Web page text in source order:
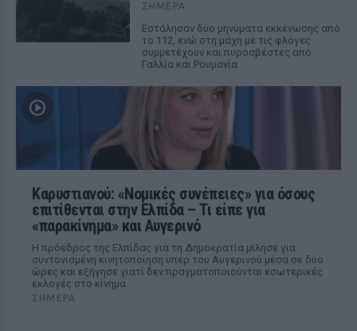
ΣΉΜΕΡΑ
Εστάλησαν δύο μηνύματα εκκένωσης από
το 112, ενώ στη μάχη με τις φλόγες
συμμετέχουν και πυροσβέστες από
Γαλλία και Ρουμανία
Καρυστιανού: «Νομικές συνέπειες» για όσους
επιτίθενται στην Ελπίδα – Τι είπε για
«παρακίνημα» και Αυγερινό
Η πρόεδρος της Ελπίδας για τη Δημοκρατία μίλησε για
συντονισμένη κινητοποίηση υπέρ του Αυγερινού μέσα σε δύο
ώρες και εξήγησε γιατί δεν πραγματοποιούνται εσωτερικές
εκλογές στο κίνημα.
ΣΉΜΕΡΑ